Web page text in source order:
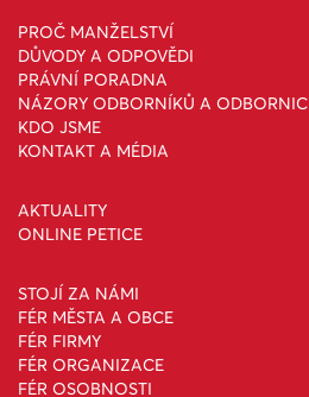
PROČ MANŽELSTVÍ
DŮVODY A ODPOVĚDI
PRÁVNÍ PORADNA
NÁZORY ODBORNÍKŮ A ODBORNIC
KDO JSME
KONTAKT A MÉDIA
AKTUALITY
ONLINE PETICE
STOJÍ ZA NÁMI
FÉR MĚSTA A OBCE
FÉR FIRMY
FÉR ORGANIZACE
FÉR OSOBNOSTI